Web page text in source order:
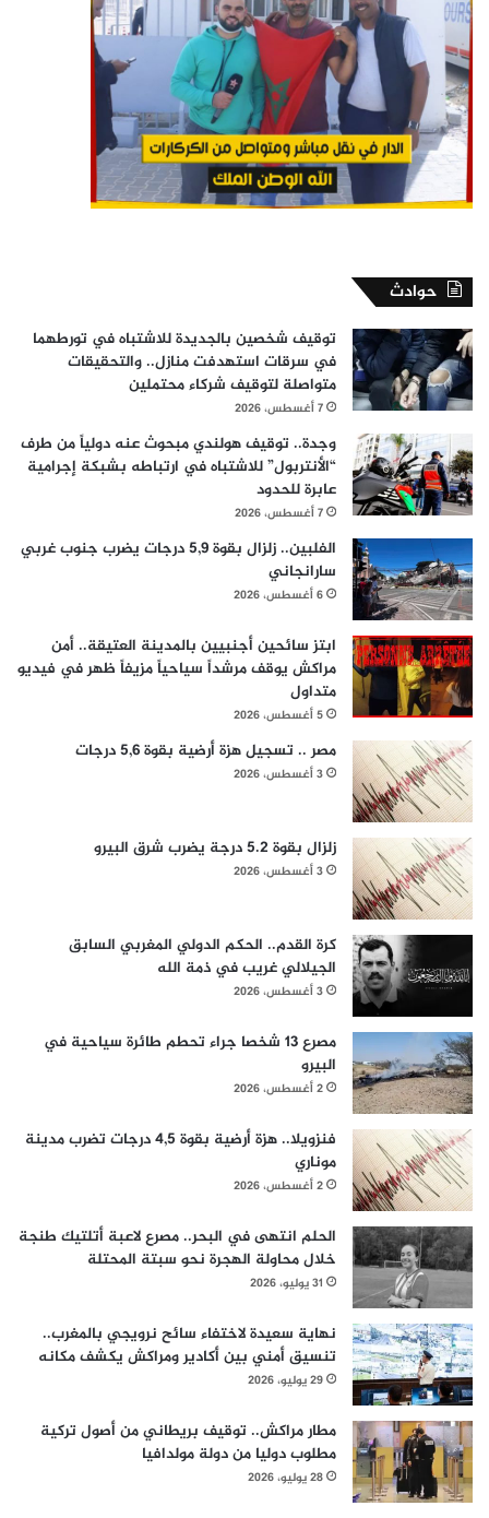
حوادث
توقيف شخصين بالجديدة للاشتباه في تورطهما
في سرقات استهدفت منازل.. والتحقيقات
متواصلة لتوقيف شركاء محتملين
7 أغسطس، 2026
وجدة.. توقيف هولندي مبحوث عنه دولياً من طرف
“الأنتربول” للاشتباه في ارتباطه بشبكة إجرامية
عابرة للحدود
7 أغسطس، 2026
الفلبين.. زلزال بقوة 5,9 درجات يضرب جنوب غربي
سارانجاني
6 أغسطس، 2026
ابتز سائحين أجنبيين بالمدينة العتيقة.. أمن
مراكش يوقف مرشداً سياحياً مزيفاً ظهر في فيديو
متداول
5 أغسطس، 2026
مصر .. تسجيل هزة أرضية بقوة 5,6 درجات
3 أغسطس، 2026
زلزال بقوة 5.2 درجة يضرب شرق البيرو
3 أغسطس، 2026
كرة القدم.. الحكم الدولي المغربي السابق
الجيلالي غريب في ذمة الله
3 أغسطس، 2026
مصرع 13 شخصا جراء تحطم طائرة سياحية في
البيرو
2 أغسطس، 2026
فنزويلا.. هزة أرضية بقوة 4,5 درجات تضرب مدينة
موناري
2 أغسطس، 2026
الحلم انتهى في البحر.. مصرع لاعبة أتلتيك طنجة
خلال محاولة الهجرة نحو سبتة المحتلة
31 يوليو، 2026
نهاية سعيدة لاختفاء سائح نرويجي بالمغرب..
تنسيق أمني بين أكادير ومراكش يكشف مكانه
29 يوليو، 2026
مطار مراكش.. توقيف بريطاني من أصول تركية
مطلوب دوليا من دولة مولدافيا
28 يوليو، 2026